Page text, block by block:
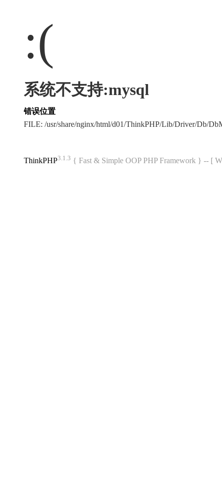
:(
系统不支持:mysql
错误位置
FILE: /usr/share/nginx/html/d01/ThinkPHP/Lib/Driver/Db/
ThinkPHP3.1.3 { Fast & Simple OOP PHP Framework } -- [